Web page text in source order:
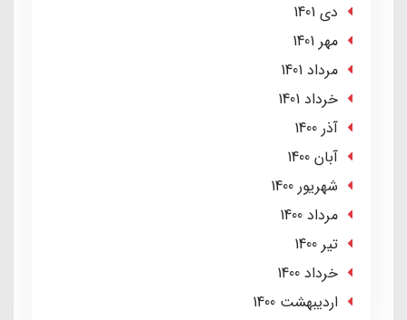
دی 1401
مهر 1401
مرداد 1401
خرداد 1401
آذر 1400
آبان 1400
شهریور 1400
مرداد 1400
تير 1400
خرداد 1400
ارديبهشت 1400